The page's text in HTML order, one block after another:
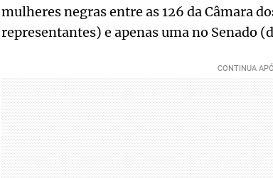
mulheres negras entre as 126 da Câmara
representantes) e apenas uma no Senado